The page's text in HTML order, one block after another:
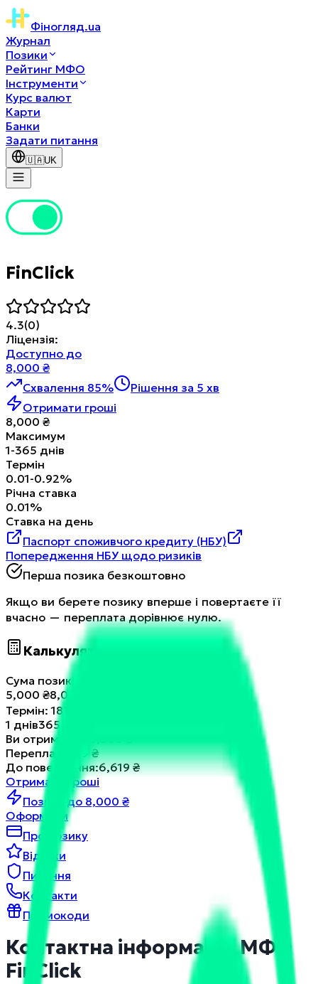
Фіногляд.ua
Журнал
Позики
Рейтинг МФО
Інструменти
Курс валют
Карти
Банки
Задати питання
🇺🇦UK
FinClick
4.3(0)
Ліцензія:
Доступно до
8,000 ₴
Схвалення 85%
Рішення за 5 хв
Отримати гроші
8,000 ₴
Максимум
1-365 днів
Термін
0.01-0.92%
Річна ставка
0.01%
Ставка на день
Паспорт споживчого кредиту (НБУ)
Попередження НБУ щодо ризиків
Перша позика безкоштовно
Якщо ви берете позику вперше і повертаєте її
вчасно — переплата дорівнює нулю.
Калькулятор позики
Сума позики
5,000 ₴8,000
Термін:183
1 днів365
Ви отримуєте
Переплата
119₴
До повернення:6,619₴
Отримати гроші
Позика до 8,000 ₴
Оформити
Про позику
Відгуки
Питання
Контакти
Промокоди
Контактна інформація МФО
FinClick